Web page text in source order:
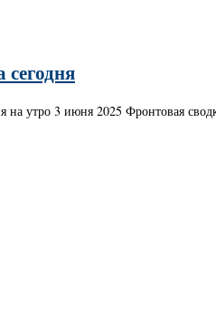
утро 3 июня 2025 Фронтовая